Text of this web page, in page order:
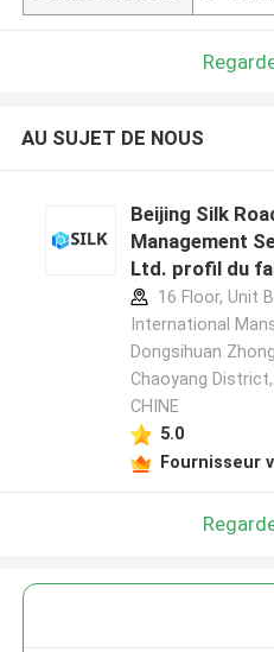
AU SUJET DE NOUS
Beijing Silk
Management
Ltd. profil du
16 Floor, Unit
International
Dongsihuan
Chaoyang District,
CHINE
5.0
Fournisseur